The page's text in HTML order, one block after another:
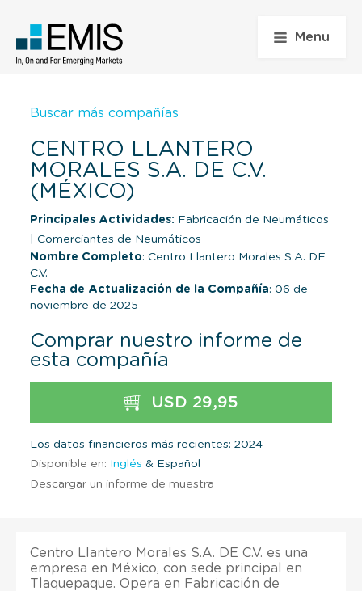
Menu
Buscar más compañías
CENTRO LLANTERO
MORALES S.A. DE C.V.
(MÉXICO)
Principales Actividades: Fabricación de Neumáticos
Comerciantes de Neumáticos
Nombre Completo: Centro Llantero Morales S.A. DE
C.V.
Fecha de Actualización de la Compañía: 06 de
noviembre de 2025
Comprar nuestro informe de
esta compañía
USD 29,95
Los datos financieros más recientes: 2024
Disponible en: Inglés & Español
Descargar un informe de muestra
Centro Llantero Morales S.A. DE C.V. es una
empresa en México, con sede principal en
Tlaquepaque. Opera en Fabricación de